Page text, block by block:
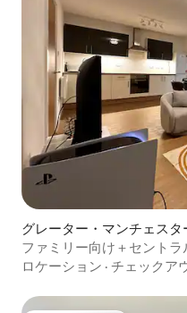
グレーター・マンチェスタ
パート
ファミリー向け＋セント
ビュー
ロケーション · チェックア